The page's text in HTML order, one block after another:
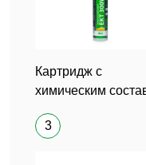
Картридж с
химическим
3